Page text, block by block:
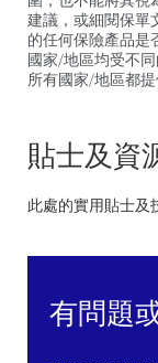
建議，或細閱保單
的任何保險產品是
國家/地區均受不
所有國家/地區都提
貼士及資
此處的實用貼士及
有問題